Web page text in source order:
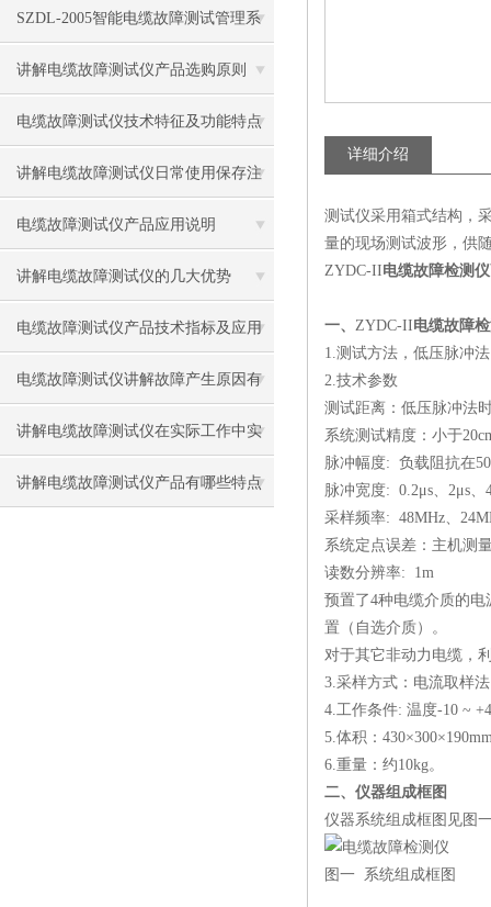
SZDL-2005智能电缆故障测试管理系
统规格特点
讲解电缆故障测试仪产品选购原则
电缆故障测试仪技术特征及功能特点
讲解电缆故障测试仪日常使用保存注
意事项
电缆故障测试仪产品应用说明
讲解电缆故障测试仪的几大优势
电缆故障测试仪产品技术指标及应用
特点
电缆故障测试仪讲解故障产生原因有
哪些?
讲解电缆故障测试仪在实际工作中实
用方法
讲解电缆故障测试仪产品有哪些特点
详细介绍
测试仪采用箱式结构，
量的现场测试波形，供
ZYDC-II电缆故障检测仪
一、 ZYDC-II电缆故障
1.测试方法，低压脉冲
2.技术参数
测试距离：低压脉冲法
系统测试精度：小于
脉冲幅度: 负载阻抗在
脉冲宽度: 0.2μs、2μs、
采样频率: 48MHz、
系统定点误差：主机测
读数分辨率: 1m
预置了4种电缆介质的电
置（自选介质）。
对于其它非动力电缆，
3.采样方式：电流取样
4.工作条件: 温度-10 ~
5.体积：
6.重量：约10kg。
二、仪器组成框图
仪器系统组成框图见图
图一 系统组成框图